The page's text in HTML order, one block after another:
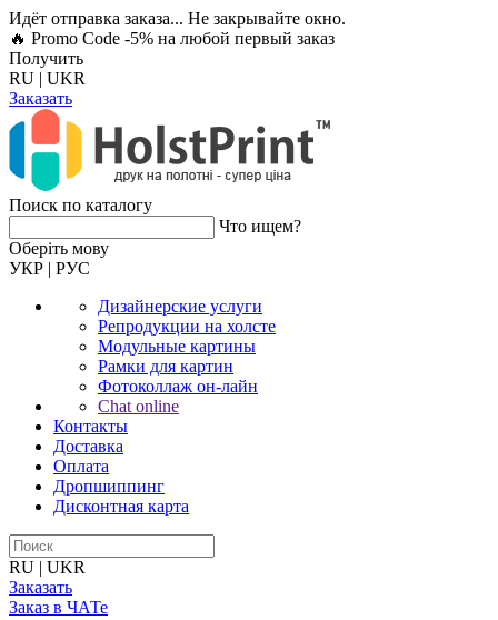
Идёт отправка заказа... Не закрывайте окно.
🔥 Promo Code -5% на любой первый заказ
Получить
RU | UKR
Заказать
Поиск по каталогу
Что ищем?
Оберiть мову
УКР | РУС
Дизайнерские услуги
Репродукции на холсте
Модульные картины
Рамки для картин
Фотоколлаж он-лайн
Chat online
Контакты
Доставка
Оплата
Дропшиппинг
Дисконтная карта
RU | UKR
Заказать
Заказ в ЧАТе